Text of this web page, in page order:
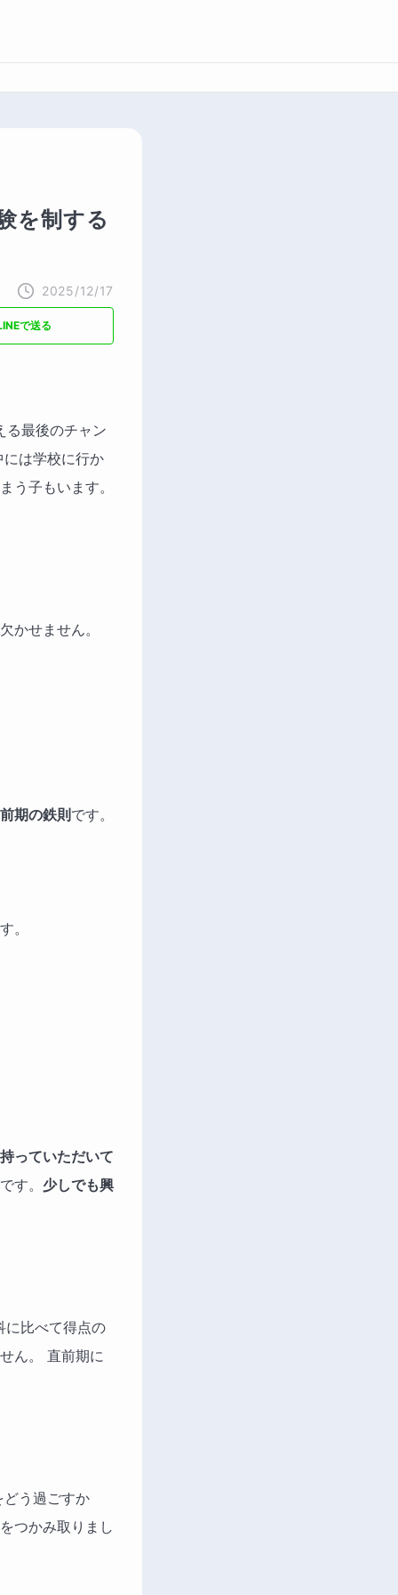
を制する
2025/12/17
で送る
る最後のチャン
は学校に行か
う子もいます。
かせません。
期の鉄則 です。
。
っていただいて
す。 少しでも興
に比べて得点の
ん。 直前期に
う過ごすか
つかみ取りまし